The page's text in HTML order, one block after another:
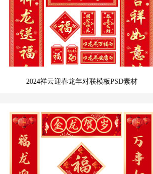
2024祥云迎春龙年对联模板PSD素材